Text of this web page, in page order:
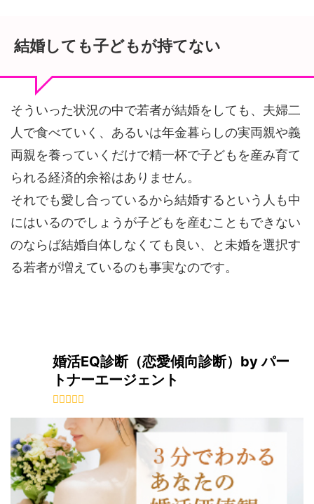
結婚しても子どもが持てない
そういった状況の中で若者が結婚をしても、夫婦二
人で食べていく、あるいは年金暮らしの実両親や義
両親を養っていくだけで精一杯で子どもを産み育て
られる経済的余裕はありません。
それでも愛し合っているから結婚するという人も中
にはいるのでしょうが子どもを産むこともできない
のならば結婚自体しなくても良い、と未婚を選択す
る若者が増えているのも事実なのです。
婚活EQ診断（恋愛傾向診断）by パー
トナーエージェント